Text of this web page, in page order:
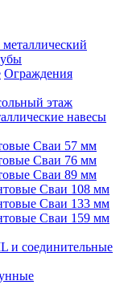
металлический
Ограждения
этаж
навесы
Сваи 57 мм
Сваи 76 мм
Сваи 89 мм
Сваи 108 мм
Сваи 133 мм
Сваи 159 мм
и соединительные